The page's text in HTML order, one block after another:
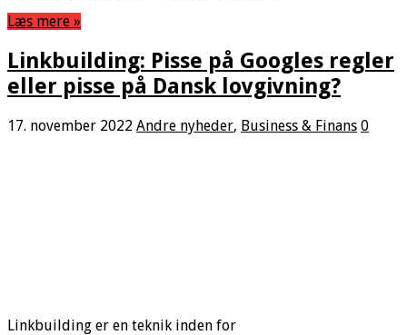
Læs mere »
Linkbuilding: Pisse på Googles regler
eller pisse på Dansk lovgivning?
17. november 2022 Andre nyheder, Business & Finans 0
Linkbuilding er en teknik inden for